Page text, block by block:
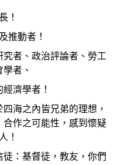
！
推動者！
者、政治評論者、勞工
者、
濟學者！
海之內皆兄弟的理想，
作之可能性，感到懷疑
！
：基督徒，教友，你們